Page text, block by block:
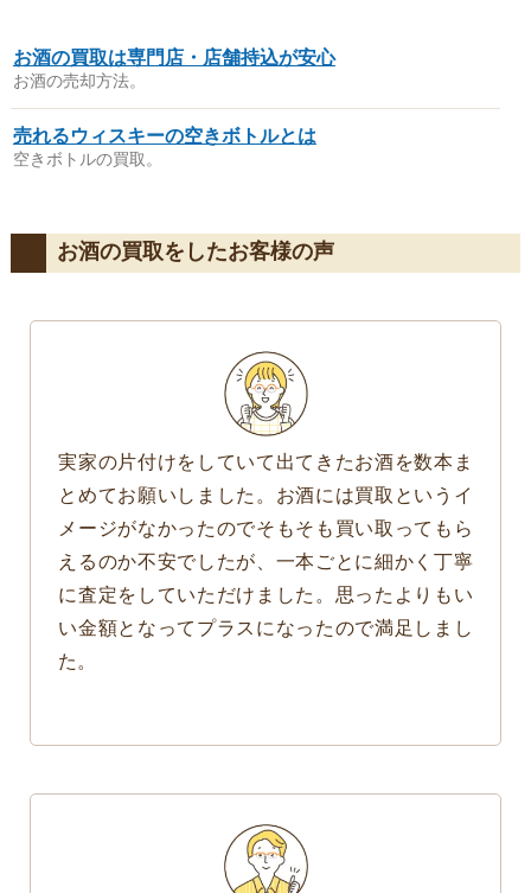
お酒の買取は専門店・店舗持込が安心
お酒の売却方法。
売れるウィスキーの空きボトルとは
空きボトルの買取。
お酒の買取をしたお客様の声
実家の片付けをしていて出てきたお酒を数本ま
とめてお願いしました。お酒には買取というイ
メージがなかったのでそもそも買い取ってもら
えるのか不安でしたが、一本ごとに細かく丁寧
に査定をしていただけました。思ったよりもい
い金額となってプラスになったので満足しまし
た。